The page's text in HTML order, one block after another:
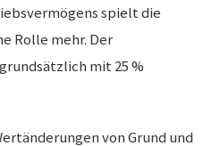
spielt die
Rolle mehr. Der
mit 25 %
von Grund und